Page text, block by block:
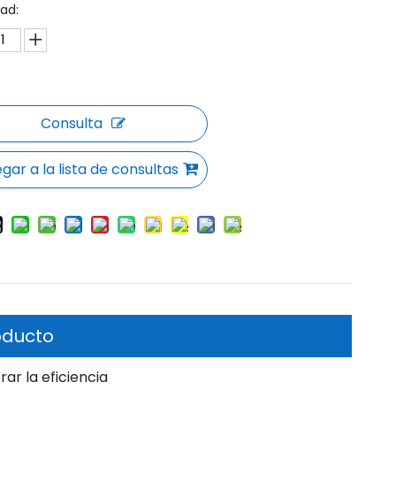
Consulta
a la lista de consultas
la eficiencia